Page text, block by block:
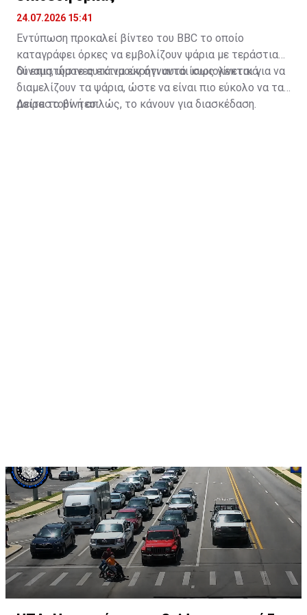
24.07.2026 15:41
Εντύπωση προκαλεί βίντεο του BBC το οποίο
καταγράφει όρκες να εμβολίζουν ψάρια με τεράστια
δύναμη, ώστε αυτά να εκρήγνυνται κυριολεκτικά.
Οι επιστήμονες εκτιμούν ότι αυτό ίσως γίνεται για να
διαμελίζουν τα ψάρια, ώστε να είναι πιο εύκολο να τα
μοιραστούν ή απλώς, το κάνουν για διασκέδαση.
Δείτε το βίντεο: